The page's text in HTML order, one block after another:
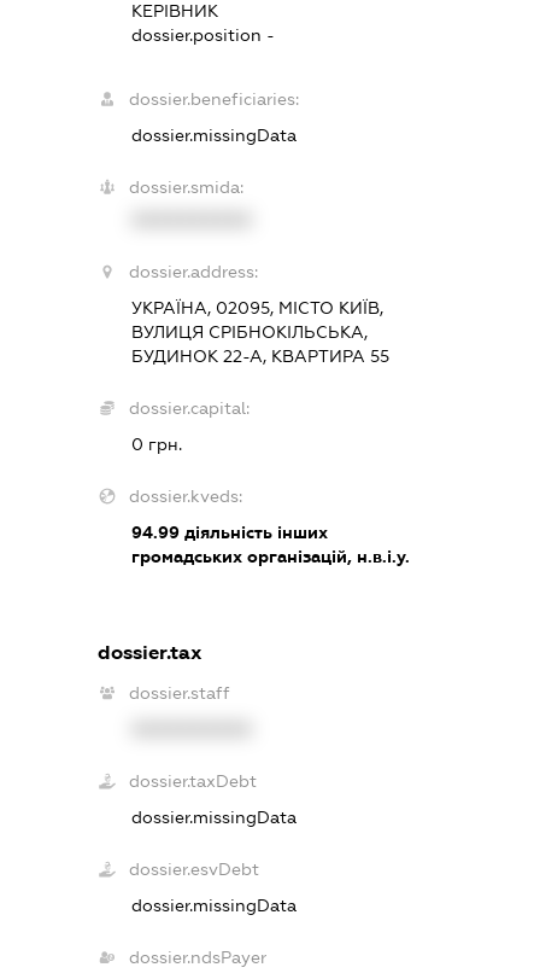
КЕРІВНИК
dossier.position -
dossier.beneficiaries:
dossier.missingData
dossier.smida:
dossier.address:
УКРАЇНА, 02095, МІСТО КИЇВ,
ВУЛИЦЯ СРІБНОКІЛЬСЬКА,
БУДИНОК 22-А, КВАРТИРА 55
dossier.capital:
0 грн.
dossier.kveds:
94.99 діяльність інших
громадських організацій, н.в.і.у.
dossier.tax
dossier.staff
dossier.taxDebt
dossier.missingData
dossier.esvDebt
dossier.missingData
dossier.ndsPayer